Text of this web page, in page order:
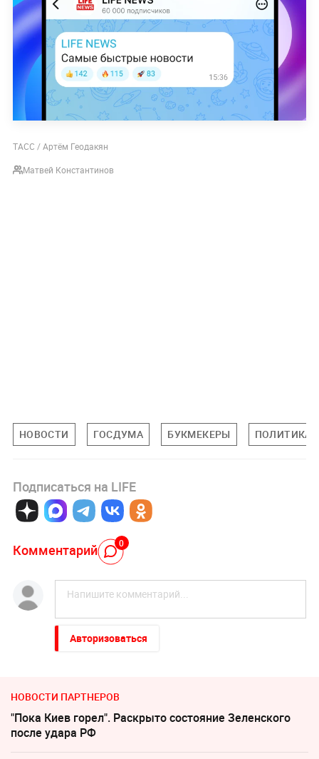
ТАСС / Артём Геодакян
Матвей Константинов
НОВОСТИ ГОСДУМА БУКМЕКЕРЫ ПОЛИТИКА
Подписаться на LIFE
Комментарий 0
Авторизоваться
НОВОСТИ ПАРТНЕРОВ
"Пока Киев горел". Раскрыто состояние Зеленского
после удара РФ